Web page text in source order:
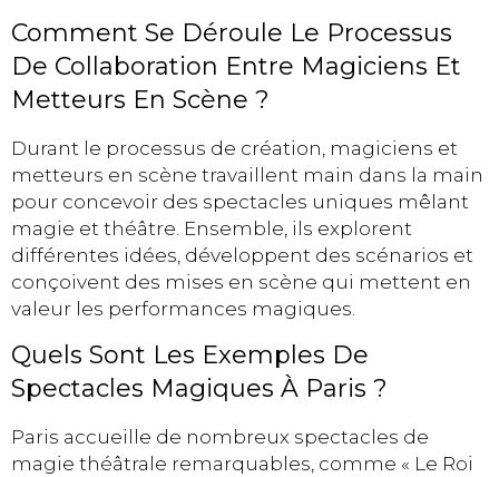
Comment Se Déroule Le Processus
De Collaboration Entre Magiciens Et
Metteurs En Scène ?
Durant le processus de création, magiciens et
metteurs en scène travaillent main dans la main
pour concevoir des spectacles uniques mêlant
magie et théâtre. Ensemble, ils explorent
différentes idées, développent des scénarios et
conçoivent des mises en scène qui mettent en
valeur les performances magiques.
Quels Sont Les Exemples De
Spectacles Magiques À Paris ?
Paris accueille de nombreux spectacles de
magie théâtrale remarquables, comme « Le Roi